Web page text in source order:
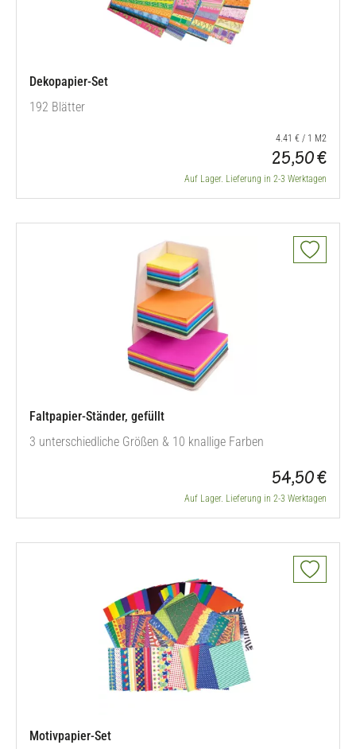
Dekopapier-Set
192 Blätter
4.41 € / 1 M2
25,50 €
Auf Lager. Lieferung in 2-3 Werktagen
Faltpapier-Ständer, gefüllt
3 unterschiedliche Größen & 10 knallige Farben
54,50 €
Auf Lager. Lieferung in 2-3 Werktagen
Motivpapier-Set